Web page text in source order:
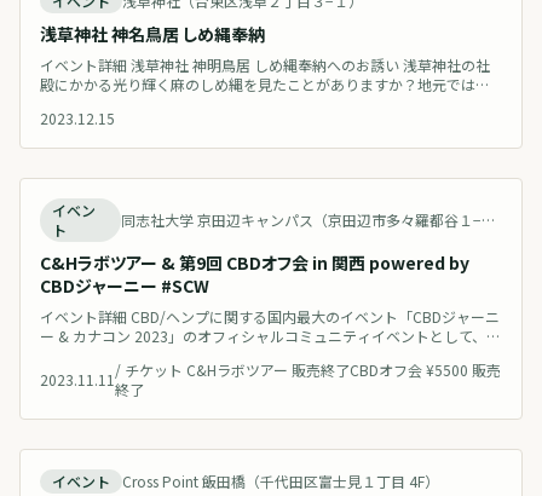
浅草神社 神名鳥居 しめ縄奉納
イベント詳細 浅草神社 神明鳥居 しめ縄奉納へのお誘い 浅草神社の社
殿にかかる光り輝く麻のしめ縄を見たことがありますか？地元では
浅草神社。 大きな提灯が象徴的な浅草寺と共に国内外から多くの観光
隔てる
2023.12.15
イベン
ト
同志社大学 京田辺キャンパス（京田辺市多々羅都谷１−３）
C&Hラボツアー & 第9回 CBDオフ会 in 関西 powered by
CBDジャーニー #SCW
イベント詳細 CBD/ヘンプに関する国内最大のイベント「CBDジャーニ
ー & カナコン 2023」のオフィシャルコミュニティイベントとして、
との連携によるカンナビノイド研究や、自社製品の検査・開発、ヘン
プに関する材料研究など、CBDやヘンプ領域における研究事業を社内
2023.11.11 / チケット C&Hラボツアー 販売終了CBDオフ会 ¥5500 販売
終了
イベント Cross Point 飯田橋（千代田区富士見１丁目 4F）